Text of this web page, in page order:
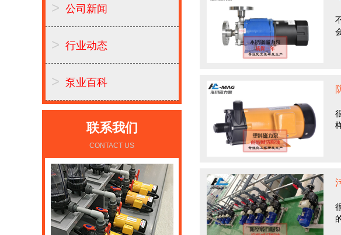
> 公司新闻
> 行业动态
> 泵业百科
联系我们
CONTACT US